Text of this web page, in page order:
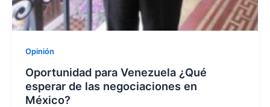
Opinión
Oportunidad para Venezuela ¿Qué
esperar de las negociaciones en
México?